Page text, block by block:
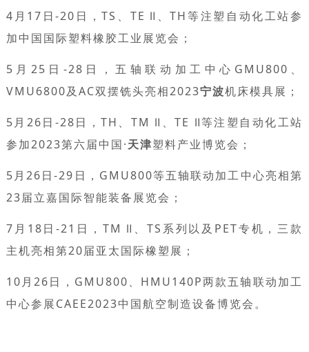
4月17日-20日，TS、TE Ⅱ、TH等注塑自动化工站参
加中国国际塑料橡胶工业展览会；
5月25日-28日，五轴联动加工中心GMU800、
VMU6800及AC双摆铣头亮相2023宁波机床模具展；
5月26日-28日，TH、TM Ⅱ、TE Ⅱ等注塑自动化工站
参加2023第六届中国·天津塑料产业博览会；
5月26日-29日，GMU800等五轴联动加工中心亮相第
23届立嘉国际智能装备展览会；
7月18日-21日，TM Ⅱ、TS系列以及PET专机，三款
主机亮相第20届亚太国际橡塑展；
10月26日，GMU800、HMU140P两款五轴联动加工
中心参展CAEE2023中国航空制造设备博览会。